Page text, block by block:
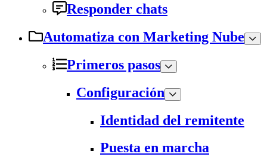
Responder chats
Automatiza con Marketing Nube
Primeros pasos
Configuración
Identidad del remitente
Puesta en marcha